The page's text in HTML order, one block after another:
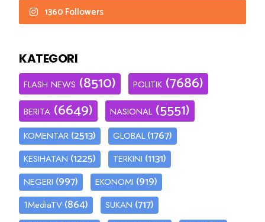
1360 Followers
KATEGORI
FLASH NEWS (8510) POLITIK (7686)
BERITA (6649) NASIONAL (5551)
KOMENTAR (2513) GLOBAL (1767)
KESIHATAN (1225) TERKINI (1131)
NEGERI (997) EKONOMI (919)
1MediaTV (864) SUKAN (717)